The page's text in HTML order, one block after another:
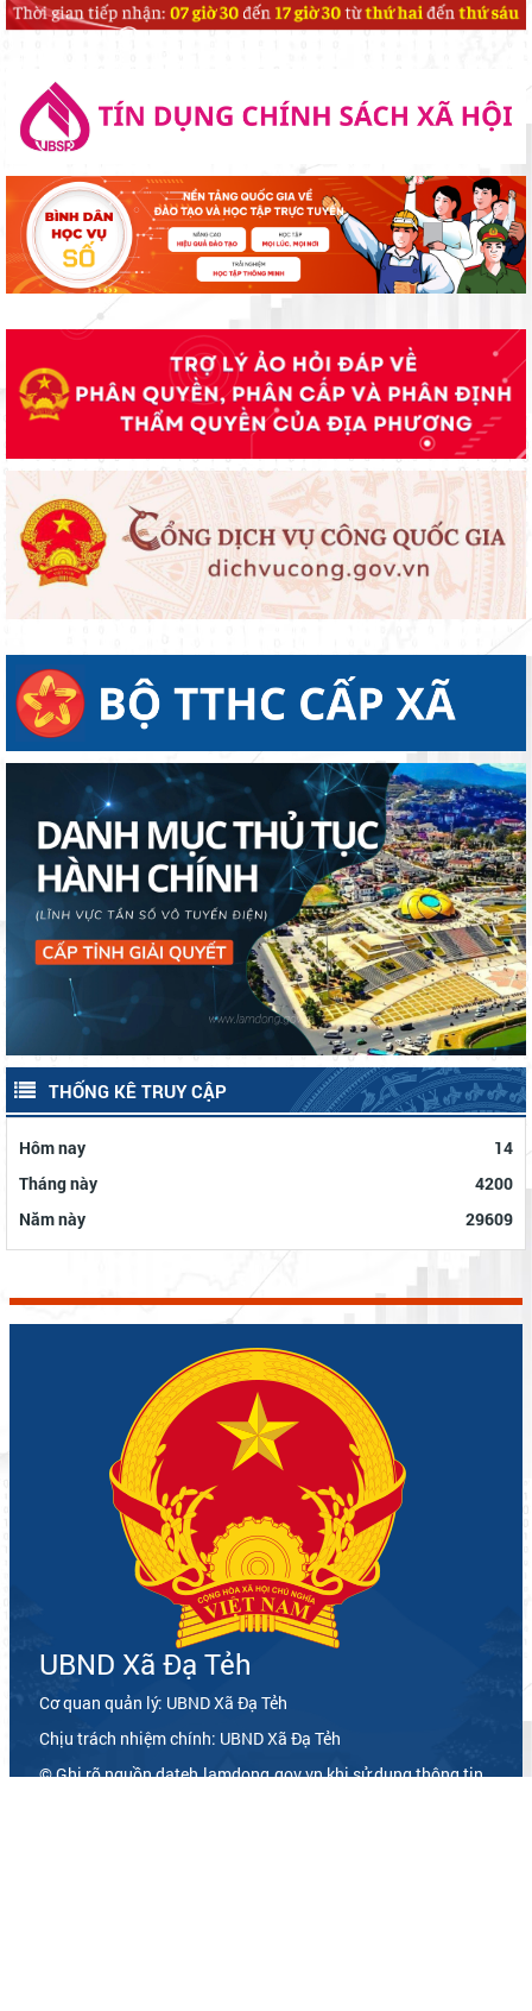
CÔNG VỚI CÁCH MẠNG NHÂN DỊP KỶ NIỆM 79 NĂM NGÀY
TRẬN VÀ CÁC TỔ CHỨC CHÍNH TRỊ - XÃ HỘI 6 THÁNG ĐẦU NĂM
2026
NHIỆM KỲ 2026 – 2031, GÓP PHẦN KIỆN TOÀN TỔ CHỨC Ở CƠ
SỞ, NÂNG CAO HIỆU LỰC, HIỆU QUẢ QUẢN LÝ HÀNH CHÍNH
cơ chế một cửa và chính sách BHXH, BHYT 6 tháng đầu năm 2026
và phương hướng nhiệm 6 tháng cuối năm 2026
ĐẠ TẺH TỔ CHỨC LỄ CÔNG BỐ NGHỊ QUYẾT VỀ SẮP XẾP THÔN
VÀ CÁC QUYẾT ĐỊNH VỀ TỔ CHỨC BỘ MÁY, NHÂN SỰ THÔN MỚI
TRÊN ĐỊA BÀN XÃ.
KHÓA II, NHIỆM KỲ 2026 – 2031
Lan tỏa nghị quyết của Đảng từ Hội thi Báo cáo viên, Tuyên truyền
viên giỏi tỉnh Lâm Đồng năm 2026.
mạng
“Toàn dân chung tay bảo vệ môi trường, vì một Việt Nam xanh -
sạch - đẹp”; Ngày ASEAN phòng, chống sốt xuất huyết năm 2026
và Chiến dịch Mùa hè số cùng VneID
Các Thôn trên địa bàn xã Đạ Tẻh duy trì công tác ra quân vệ sinh
môi trường vào ngày Chủ nhật tuần đầu của tháng
XÃ ĐẠ TẺH: ĐỘT PHÁ SAU 01 NĂM TRIỂN KHAI PHONG TRÀO
Xã Đạ Tẻh tổ chức Lễ phát động Tháng hành động vì trẻ em; Ngày
Olympic trẻ em; Toàn dân tập luyện môn bơi phòng, chống đuối
nước và Khai mạc hoạt động hè năm 2026
Xã Đạ Tẻh tổ chức Hội nghị đối thoại trực tiếp giữa người đứng
đầu cấp ủy, chính quyền với Nhân dân năm 2026
Xã Đạ Tẻh tổ chức tập huấn, bồi dưỡng kỹ năng số năm 2026
Lãnh đạo xã Đạ Tẻh thăm, chúc mừng Đại lễ Phật đản năm 2026
Khối thi đua số 2 tổ chức ký kết giao ước thi đua năm 2026
THỐNG KÊ TRUY CẬP
Hôm nay
14
Tháng này
4200
Năm này
29609
UBND Xã Đạ Tẻh
Cơ quan quản lý: UBND Xã Đạ Tẻh
Chịu trách nhiệm chính: UBND Xã Đạ Tẻh
© Ghi rõ nguồn dateh.lamdong.gov.vn khi sử dụng thông tin